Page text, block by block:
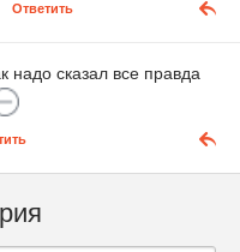
Ответить
надо сказал все правда